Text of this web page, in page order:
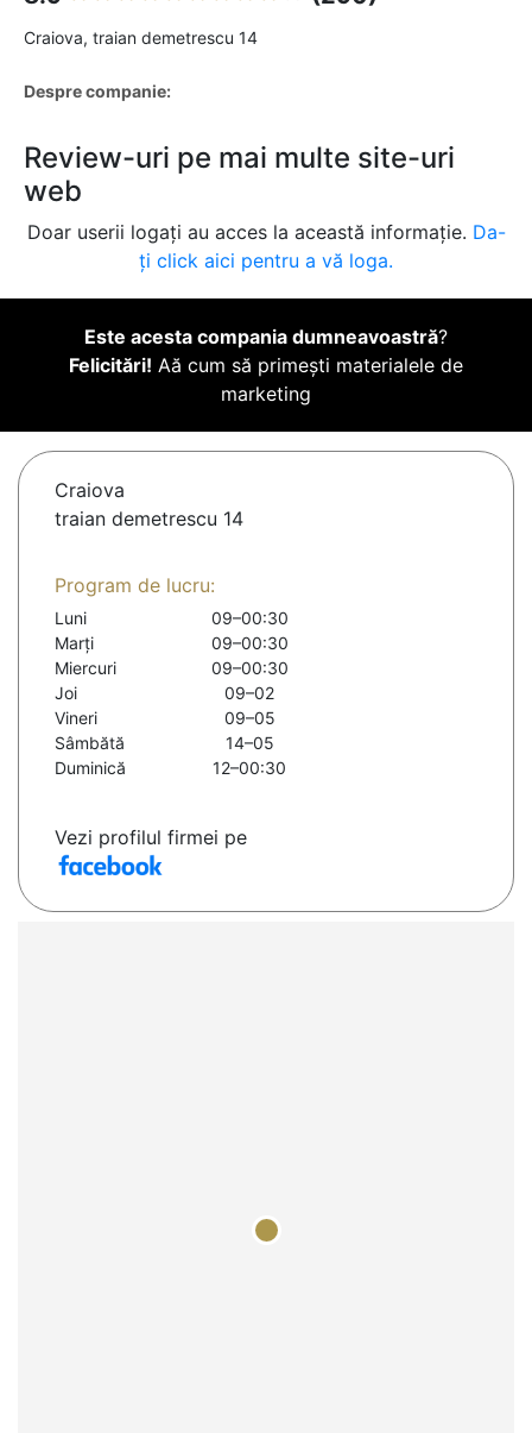
Craiova, traian demetrescu 14
Despre companie:
Review-uri pe mai multe site-uri
web
Doar userii logați au acces la această informație. Da-
ți click aici pentru a vă loga.
Este acesta compania dumneavoastră?
Felicitări! Aă cum să primești materialele de
marketing
Craiova
traian demetrescu 14
Program de lucru:
Luni
09–00:30
Marți
09–00:30
Miercuri
09–00:30
Joi
09–02
Vineri
09–05
Sâmbătă
14–05
Duminică
12–00:30
Vezi profilul firmei pe